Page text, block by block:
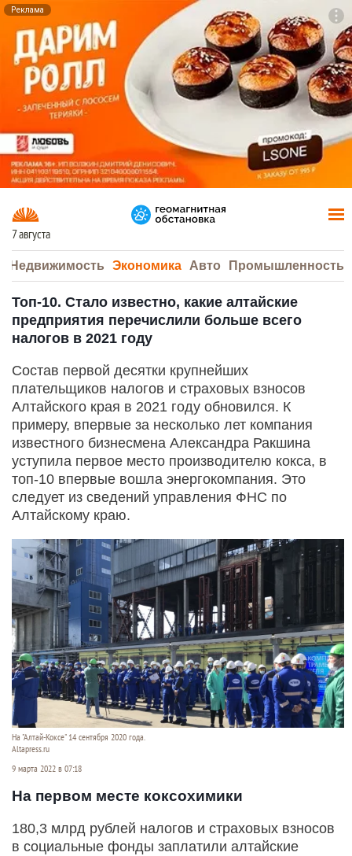
Реклама
7 августа
Недвижимость Экономика Авто Промышленность
Топ-10. Стало известно, какие алтайские
предприятия перечислили больше всего
налогов в 2021 году
Состав первой десятки крупнейших
плательщиков налогов и страховых взносов
Алтайского края в 2021 году обновился. К
примеру, впервые за несколько лет компания
известного бизнесмена Александра Ракшина
уступила первое место производителю кокса, в
топ-10 впервые вошла энергокомпания. Это
следует из сведений управления ФНС по
Алтайскому краю.
На "Алтай-Коксе" 14 сентября 2020 года.
Altapress.ru
9 марта 2022 в 07:18
На первом месте коксохимики
180,3 млрд рублей налогов и страховых взносов
в социальные фонды заплатили алтайские